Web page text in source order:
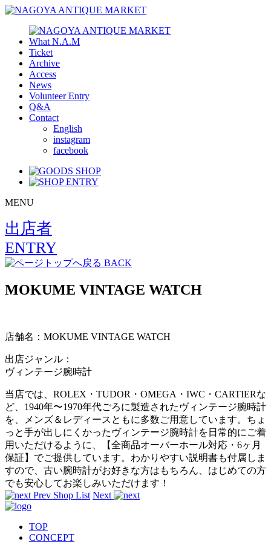
What N.A.M
Ticket
Archive
Access
News
Volunteer Entry
Q&A
Contact
English
instagram
facebook
MENU
出店者
ENTRY
BACK
MOKUME VINTAGE WATCH
店舗名：MOKUME VINTAGE WATCH
出店ジャンル：
ヴィンテージ腕時計
当店では、ROLEX・TUDOR・OMEGA・IWC・CARTIERな
ど、1940年〜1970年代ごろに製造されたヴィンテージ腕時計
を、メンズ＆レディースともに多数ご用意しています。ちょ
っと手が出しにくかったヴィンテージ腕時計を日常的にご着
用いただけるように、【全商品オーバーホール対応・6ヶ月
保証】でご提供しています。わかりやすい説明書も付属しま
すので、古い腕時計がお好きな方はもちろん、はじめての方
でも安心してお楽しみいただけます！
Prev Shop List Next
TOP
CONCEPT